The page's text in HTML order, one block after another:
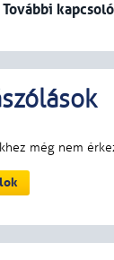
További